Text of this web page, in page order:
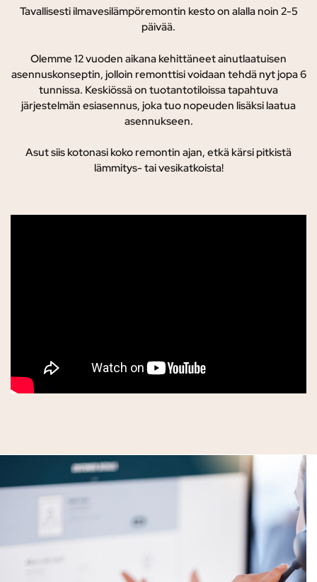
Tavallisesti ilmavesilämpöremontin kesto on alalla noin 2-5
päivää.
Olemme 12 vuoden aikana kehittäneet ainutlaatuisen
asennuskonseptin, jolloin remonttisi voidaan tehdä nyt jopa 6
tunnissa. Keskiössä on tuotantotiloissa tapahtuva
järjestelmän esiasennus, joka tuo nopeuden lisäksi laatua
asennukseen.
Asut siis kotonasi koko remontin ajan, etkä kärsi pitkistä
lämmitys- tai vesikatkoista!